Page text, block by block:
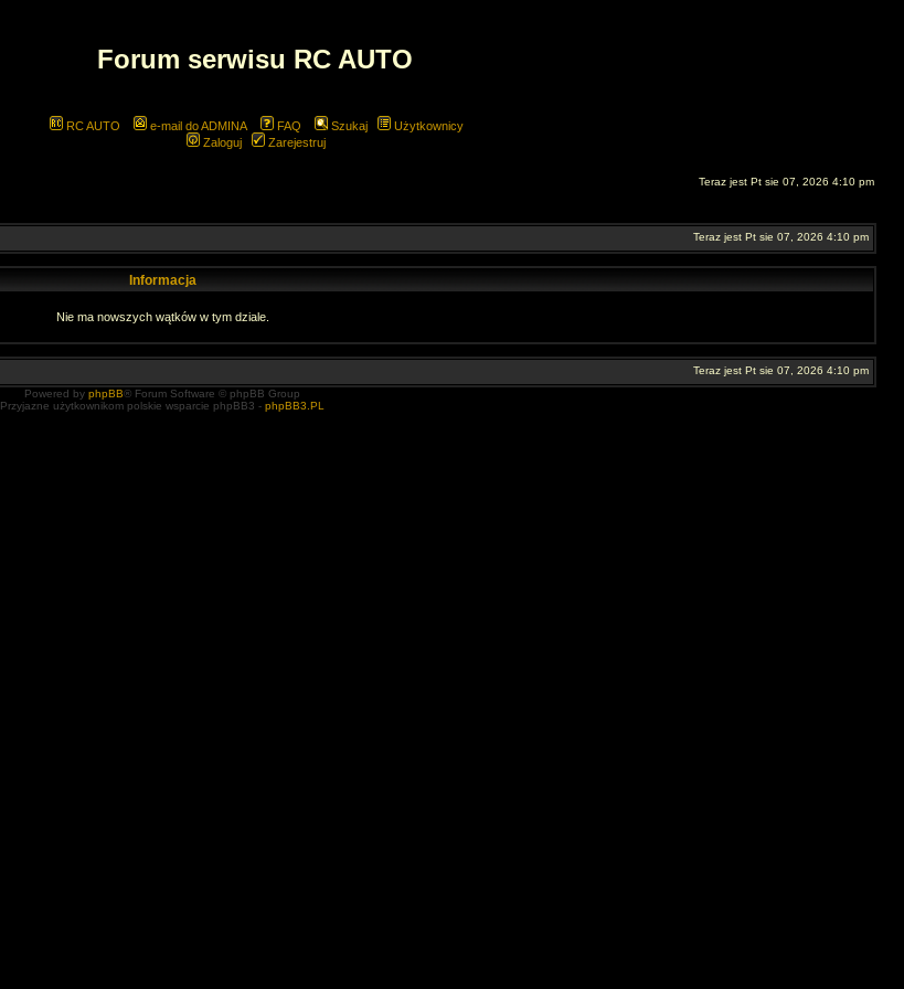
Forum serwisu RC AUTO
RC AUTO e-mail do ADMINA FAQ Szukaj
Użytkownicy
Zaloguj
Zarejestruj
Teraz jest Pt sie 07, 2026 4:10 pm
Teraz jest Pt sie 07, 2026 4:10 pm
Informacja
Nie ma nowszych wątków w tym dziale.
Teraz jest Pt sie 07, 2026 4:10 pm
Powered by phpBB® Forum Software © phpBB Group
Przyjazne użytkownikom polskie wsparcie phpBB3 - phpBB3.PL